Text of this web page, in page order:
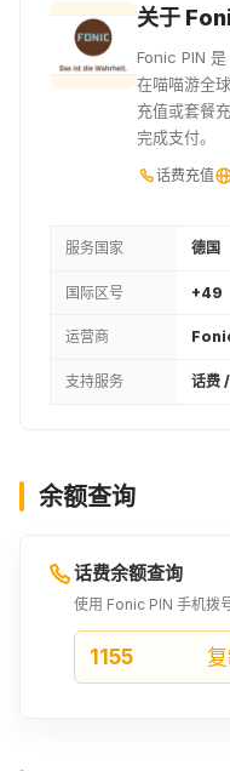
关于
Fonic PIN
在喵喵游全
充值或套餐
完成支付。
话费充值
服务国家 德国
国际区号 +49
运营商
支持服务 话费
余额查询
话费余额查询
使用 Fonic PIN 手机拨
1155 复